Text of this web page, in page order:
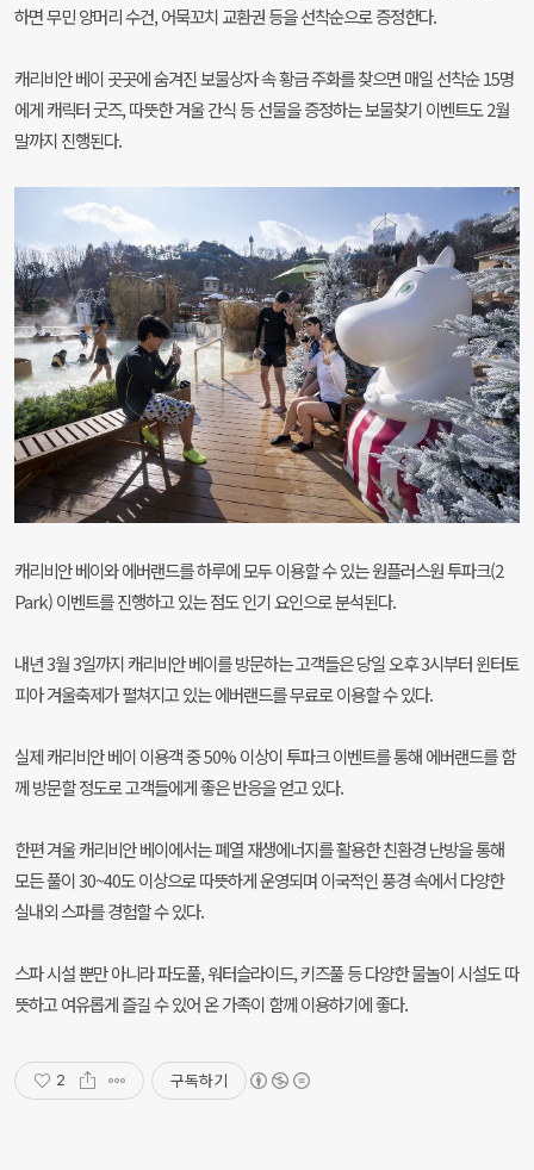
하면 무민 양머리 수건, 어묵꼬치 교환권 등을 선착순으로 증정한다.
캐리비안 베이 곳곳에 숨겨진 보물상자 속 황금 주화를 찾으면 매일 선착순 15명
에게 캐릭터 굿즈, 따뜻한 겨울 간식 등 선물을 증정하는 보물찾기 이벤트도 2월
말까지 진행된다.
캐리비안 베이와 에버랜드를 하루에 모두 이용할 수 있는 원플러스원 투파크(2
Park) 이벤트를 진행하고 있는 점도 인기 요인으로 분석된다.
내년 3월 3일까지 캐리비안 베이를 방문하는 고객들은 당일 오후 3시부터 윈터토
피아 겨울축제가 펼쳐지고 있는 에버랜드를 무료로 이용할 수 있다.
실제 캐리비안 베이 이용객 중 50% 이상이 투파크 이벤트를 통해 에버랜드를 함
께 방문할 정도로 고객들에게 좋은 반응을 얻고 있다.
한편 겨울 캐리비안 베이에서는 폐열 재생에너지를 활용한 친환경 난방을 통해
모든 풀이 30~40도 이상으로 따뜻하게 운영되며 이국적인 풍경 속에서 다양한
실내외 스파를 경험할 수 있다.
스파 시설 뿐만 아니라 파도풀, 워터슬라이드, 키즈풀 등 다양한 물놀이 시설도 따
뜻하고 여유롭게 즐길 수 있어 온 가족이 함께 이용하기에 좋다.
2 구독하기